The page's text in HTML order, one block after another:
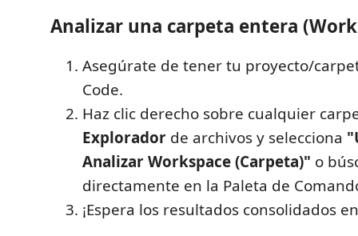
Analizar una carpeta entera
Asegúrate de tener tu proyecto/
Code.
Haz clic derecho sobre cualquier
Explorador de archivos y selecciona
Analizar Workspace (Carpeta)" o
directamente en la Paleta de
¡Espera los resultados consolidados